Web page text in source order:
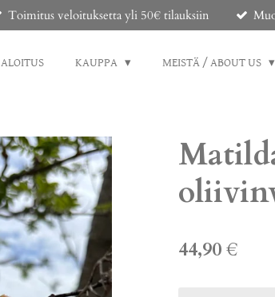
Toimitus veloituksetta yli 50€ tilauksiin
ALOITUS KAUPPA MEISTÄ / ABOUT US
44,90 €